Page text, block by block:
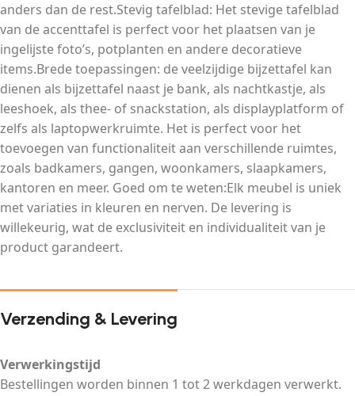
anders dan de rest.Stevig tafelblad: Het stevige tafelblad
van de accenttafel is perfect voor het plaatsen van je
ingelijste foto’s, potplanten en andere decoratieve
items.Brede toepassingen: de veelzijdige bijzettafel kan
dienen als bijzettafel naast je bank, als nachtkastje, als
leeshoek, als thee- of snackstation, als displayplatform of
zelfs als laptopwerkruimte. Het is perfect voor het
toevoegen van functionaliteit aan verschillende ruimtes,
zoals badkamers, gangen, woonkamers, slaapkamers,
kantoren en meer. Goed om te weten:Elk meubel is uniek
met variaties in kleuren en nerven. De levering is
willekeurig, wat de exclusiviteit en individualiteit van je
product garandeert.
Verzending & Levering
Verwerkingstijd
Bestellingen worden binnen 1 tot 2 werkdagen verwerkt.